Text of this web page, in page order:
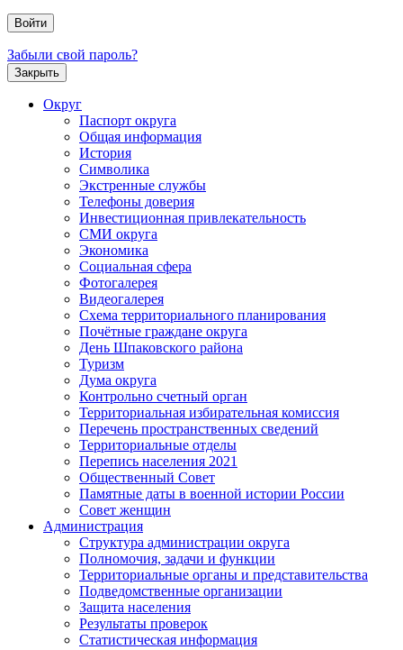
Забыли свой пароль?
Закрыть
Округ
Паспорт округа
Общая информация
История
Символика
Экстренные службы
Телефоны доверия
Инвестиционная привлекательность
СМИ округа
Экономика
Социальная сфера
Фотогалерея
Видеогалерея
Схема территориального планирования
Почётные граждане округа
День Шпаковского района
Туризм
Дума округа
Контрольно счетный орган
Территориальная избирательная комиссия
Перечень пространственных сведений
Территориальные отделы
Перепись населения 2021
Общественный Совет
Памятные даты в военной истории России
Совет женщин
Администрация
Структура администрации округа
Полномочия, задачи и функции
Территориальные органы и представительства
Подведомственные организации
Защита населения
Результаты проверок
Статистическая информация